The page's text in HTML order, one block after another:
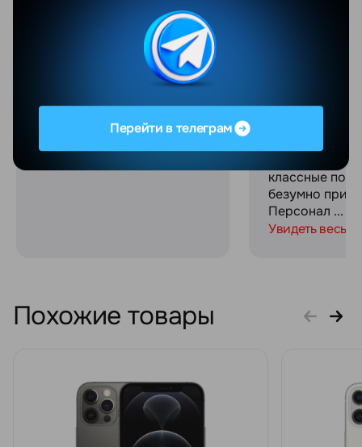
обслуживание, вежливые
сотрудники! Спасибо
огромное за сервис и
связь на протяжении всего
процесса покупки!
гарантию и
Отдельное
классные
безумно
Персонал ...
Увидеть весь
Похожие товары
Перейти в телеграм